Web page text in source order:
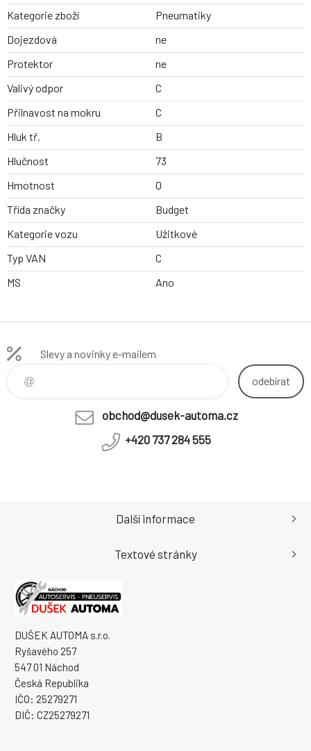
Kategorie zboží
Pneumatiky
Dojezdová
ne
Protektor
ne
Valivý odpor
C
Přilnavost na mokru
C
Hluk tř.
B
Hlučnost
73
Hmotnost
0
Třída značky
Budget
Kategorie vozu
Užitkové
Typ VAN
C
MS
Ano
Slevy a novinky e-mailem
odebírat
obchod@dusek-automa.cz
+420 737 284 555
DUŠEK AUTOMA s.r.o.
Ryšavého 257
547 01 Náchod
Česká Republika
IČO: 25279271
DIČ: CZ25279271
Další informace
Textové stránky